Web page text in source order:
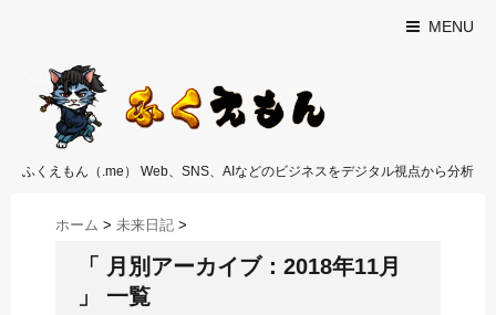
MENU
ふくえもん（.me） Web、SNS、AIなどのビジネスをデジタル視点から分析
ホーム > 未来日記 >
「 月別アーカイブ：2018年11月
」 一覧